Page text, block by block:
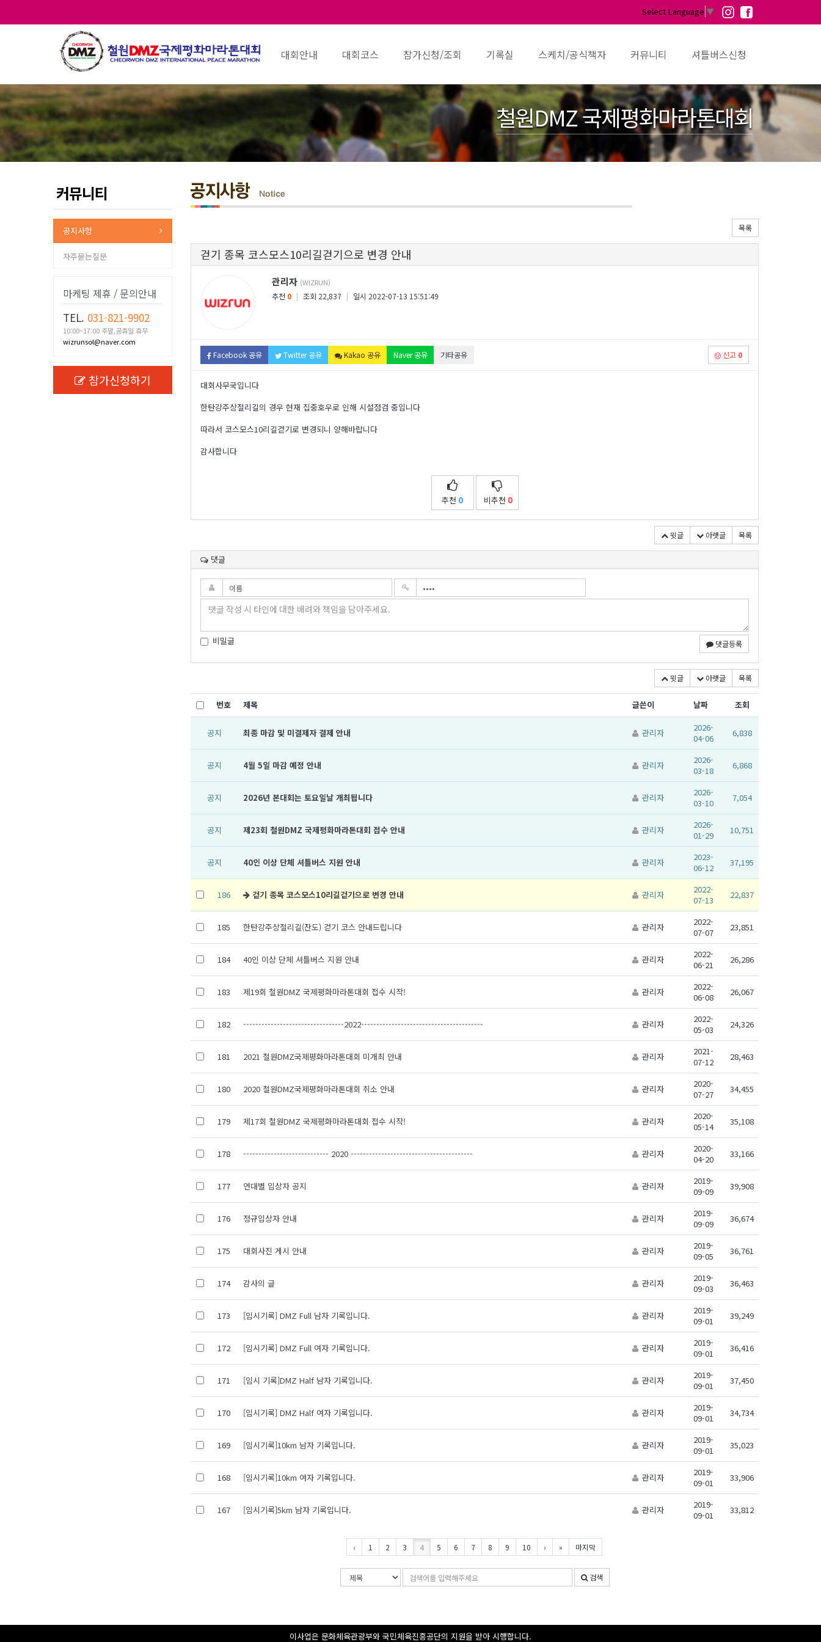
Select Language ▼
대회안내 대회코스 참가신청/조회 기록실 스케치/공식책자 커뮤니티 셔틀버스신청
철원DMZ 국제평화마라톤대회
커뮤니티
공지사항
자주묻는질문
마케팅 제휴 / 문의안내
TEL. 031-821-9902
10:00~17:00 주말,공휴일 휴무
wizrunsol@naver.com
참가신청하기
목록
걷기 종목 코스모스10리길걷기으로 변경 안내
관리자 (WIZRUN)
추천 0 | 조회 22,837 | 일시 2022-07-13 15:51:49
Facebook 공유 Twitter 공유 Kakao 공유 Naver 공유 기타공유 신고 0
대회사무국입니다
한탄강주상절리길의 경우 현재 집중호우로 인해 시설점검 중입니다
따라서 코스모스10리길걷기로 변경되니 양해바랍니다
감사합니다
추천 0 비추천 0
윗글 아랫글 목록
댓글
비밀글 댓글등록
윗글 아랫글 목록
번호 제목 글쓴이 날짜 조회
공지 최종 마감 및 미결제자 결제 안내 관리자
2026-
04-06
6,838
공지 4월 5일 마감 예정 안내 관리자
2026-
03-18
6,868
공지 2026년 본대회는 토요일날 개최됩니다 관리자
2026-
03-10
7,054
공지 제23회 철원DMZ 국제평화마라톤대회 접수 안내 관리자
2026-
01-29
10,751
공지 40인 이상 단체 셔틀버스 지원 안내 관리자
2023-
06-12
37,195
186 걷기 종목 코스모스10리길걷기으로 변경 안내 관리자
2022-
07-13
22,837
185 한탄강주상절리길(잔도) 걷기 코스 안내드립니다 관리자
2022-
07-07
23,851
184 40인 이상 단체 셔틀버스 지원 안내 관리자
2022-
06-21
26,286
183 제19회 철원DMZ 국제평화마라톤대회 접수 시작! 관리자
2022-
06-08
26,067
182 ---------------------------------2022---------------------------------------- 관리자
2022-
05-03
24,326
181 2021 철원DMZ국제평화마라톤대회 미개최 안내 관리자
2021-
07-12
28,463
180 2020 철원DMZ국제평화마라톤대회 취소 안내 관리자
2020-
07-27
34,455
179 제17회 철원DMZ 국제평화마라톤대회 접수 시작! 관리자
2020-
05-14
35,108
178 ---------------------------- 2020 ---------------------------------------- 관리자
2020-
04-20
33,166
177 연대별 입상자 공지 관리자
2019-
09-09
39,908
176 정규입상자 안내 관리자
2019-
09-09
36,674
175 대회사진 게시 안내 관리자
2019-
09-05
36,761
174 감사의 글 관리자
2019-
09-03
36,463
173 [임시기록] DMZ Full 남자 기록입니다. 관리자
2019-
09-01
39,249
172 [임시기록] DMZ Full 여자 기록입니다. 관리자
2019-
09-01
36,416
171 [임시 기록]DMZ Half 남자 기록입니다. 관리자
2019-
09-01
37,450
170 [임시기록] DMZ Half 여자 기록입니다. 관리자
2019-
09-01
34,734
169 [임시기록]10km 남자 기록입니다. 관리자
2019-
09-01
35,023
168 [임시기록]10km 여자 기록입니다. 관리자
2019-
09-01
33,906
167 [임시기록]5km 남자 기록입니다. 관리자
2019-
09-01
33,812
‹ 1 2 3 4 5 6 7 8 9 10 › » 마지막
검
색
검
색
검색
이사업은 문화체육관광부와 국민체육진흥공단의 지원을 받아 시행합니다.